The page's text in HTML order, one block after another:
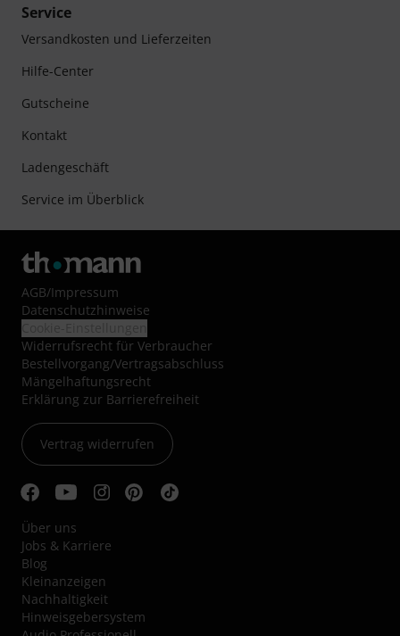
Service
Versandkosten und Lieferzeiten
Hilfe-Center
Gutscheine
Kontakt
Ladengeschäft
Service im Überblick
AGB/Impressum
Datenschutzhinweise
Widerrufsrecht für Verbraucher
Bestellvorgang/Vertragsabschluss
Mängelhaftungsrecht
Erklärung zur Barrierefreiheit
Vertrag widerrufen
Über uns
Jobs & Karriere
Blog
Kleinanzeigen
Nachhaltigkeit
Hinweisgebersystem